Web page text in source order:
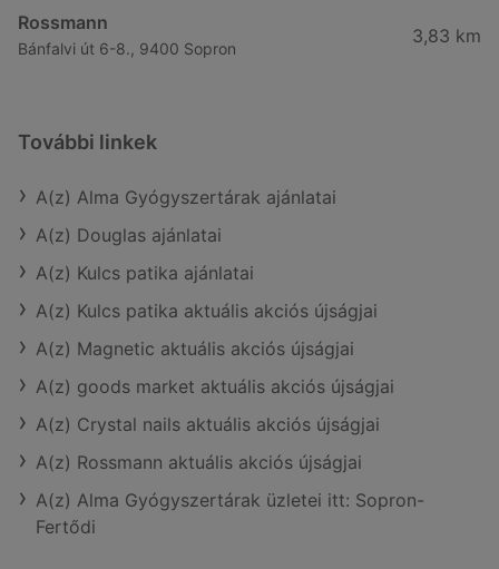
Rossmann
Bánfalvi út 6-8., 9400 Sopron
3,83 km
További linkek
A(z) Alma Gyógyszertárak ajánlatai
A(z) Douglas ajánlatai
A(z) Kulcs patika ajánlatai
A(z) Kulcs patika aktuális akciós újságjai
A(z) Magnetic aktuális akciós újságjai
A(z) goods market aktuális akciós újságjai
A(z) Crystal nails aktuális akciós újságjai
A(z) Rossmann aktuális akciós újságjai
A(z) Alma Gyógyszertárak üzletei itt: Sopron-
Fertődi